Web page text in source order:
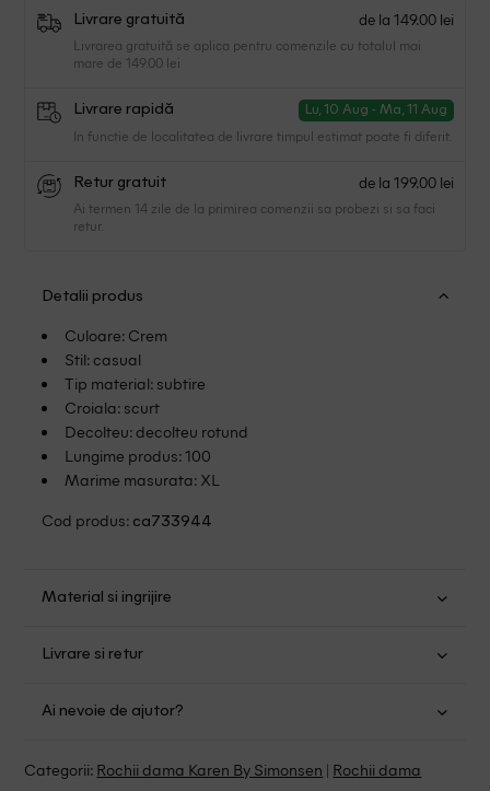
Livrare gratuită de la 149.00 lei
Livrarea gratuită se aplica pentru comenzile cu totalul mai
mare de 149.00 lei
Livrare rapidă Lu, 10 Aug - Ma, 11 Aug
In functie de localitatea de livrare timpul estimat poate fi diferit.
Retur gratuit de la 199.00 lei
Ai termen 14 zile de la primirea comenzii sa probezi si sa faci
retur.
Detalii produs
Culoare: Crem
Stil: casual
Tip material: subtire
Croiala: scurt
Decolteu: decolteu rotund
Lungime produs: 100
Marime masurata: XL
Cod produs: ca733944
Material si ingrijire
Nu folositi inalbitor
Nu uscati in uscator
Spalare cu percloretilena, solventi clorurati si benzina
Livrare si retur
mare de 149.00 lei.
Ai nevoie de ajutor?
Categorii: Rochii dama Karen By Simonsen | Rochii dama